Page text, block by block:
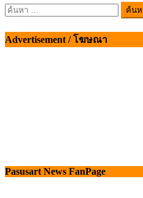
ค้นหา
Advertisement / โฆษณา
Pasusart News FanPage